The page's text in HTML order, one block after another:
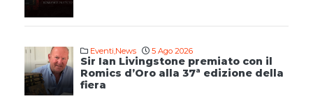
Eventi,News 5 Ago 2026
Sir Ian Livingstone premiato con il
Romics d’Oro alla 37ª edizione della
fiera